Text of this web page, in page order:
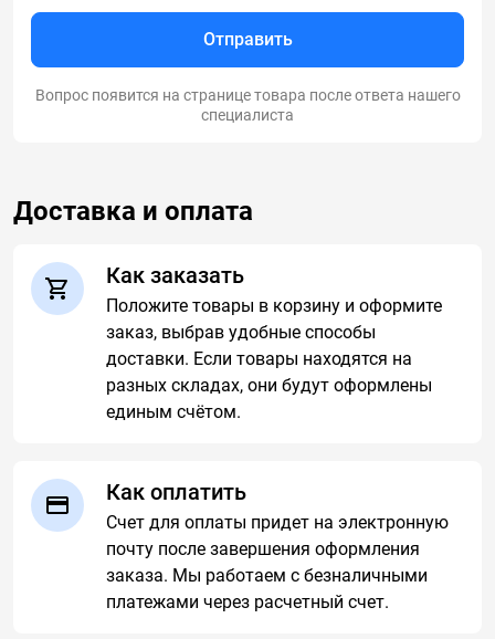
Отправить
Вопрос появится на странице товара после ответа нашего
специалиста
Доставка и оплата
Как заказать
Положите товары в корзину и оформите
заказ, выбрав удобные способы
доставки. Если товары находятся на
разных складах, они будут оформлены
единым счётом.
Как оплатить
Счет для оплаты придет на электронную
почту после завершения оформления
заказа. Мы работаем с безналичными
платежами через расчетный счет.